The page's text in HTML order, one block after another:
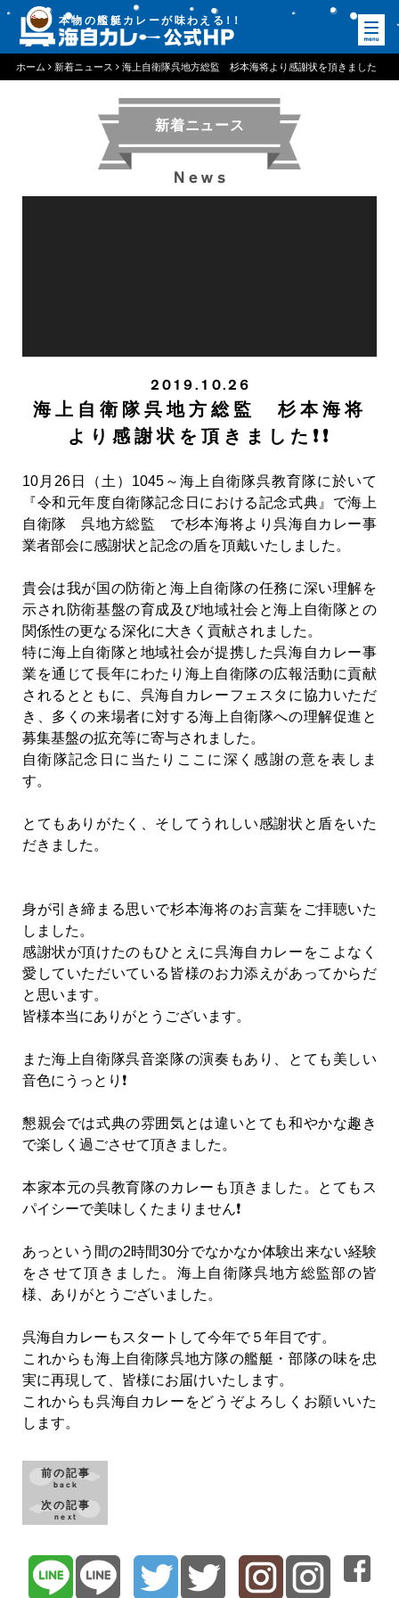
本物の艦艇カレーが味わえる ！！
ホーム 新着ニュース 海上自衛隊呉地方総監 杉本海将より感謝状を頂きました
新着ニュース
News
2019.10.26
海上自衛隊呉地方総監 杉本海将
より感謝状を頂きました❗❗
10月26日（土）1045～海上自衛隊呉教育隊に於いて
『令和元年度自衛隊記念日における記念式典』で海上
自衛隊 呉地方総監 で杉本海将より呉海自カレー事
業者部会に感謝状と記念の盾を頂戴いたしました。
貴会は我が国の防衛と海上自衛隊の任務に深い理解を
示され防衛基盤の育成及び地域社会と海上自衛隊との
関係性の更なる深化に大きく貢献されました。
特に海上自衛隊と地域社会が提携した呉海自カレー事
業を通じて長年にわたり海上自衛隊の広報活動に貢献
されるとともに、呉海自カレーフェスタに協力いただ
き、多くの来場者に対する海上自衛隊への理解促進と
募集基盤の拡充等に寄与されました。
自衛隊記念日に当たりここに深く感謝の意を表しま
す。
とてもありがたく、そしてうれしい感謝状と盾をいた
だきました。
身が引き締まる思いで杉本海将のお言葉をご拝聴いた
しました。
感謝状が頂けたのもひとえに呉海自カレーをこよなく
愛していただいている皆様のお力添えがあってからだ
と思います。
皆様本当にありがとうございます。
また海上自衛隊呉音楽隊の演奏もあり、とても美しい
音色にうっとり❗
懇親会では式典の雰囲気とは違いとても和やかな趣き
で楽しく過ごさせて頂きました。
本家本元の呉教育隊のカレーも頂きました。とてもス
パイシーで美味しくたまりません❗
あっという間の2時間30分でなかなか体験出来ない経験
をさせて頂きました。海上自衛隊呉地方総監部の皆
様、ありがとうございました。
呉海自カレーもスタートして今年で５年目です。
これからも海上自衛隊呉地方隊の艦艇・部隊の味を忠
実に再現して、皆様にお届けいたします。
これからも呉海自カレーをどうぞよろしくお願いいた
します。
前の記事
back
次の記事
next